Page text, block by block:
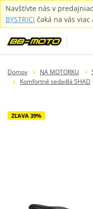
Navštívte nás v
BYSTRICI čaká na vás
Domov NA MOTORKU
Komfortné sedadlá SHAD
ZĽAVA 39%